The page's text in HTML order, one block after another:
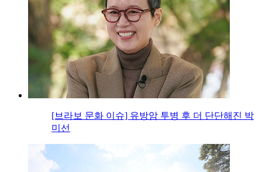
[브라보 문화 이슈] 유방암 투병 후 더 단단해진 박
미선